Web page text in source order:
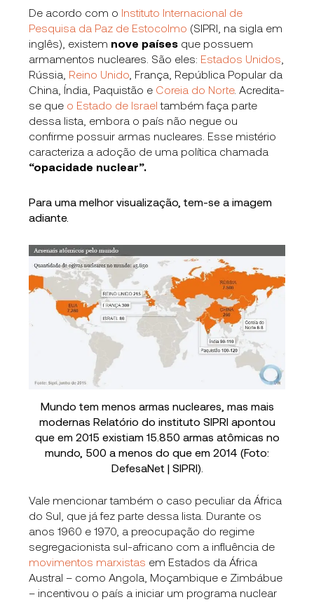
De acordo com o Instituto Internacional de
Pesquisa da Paz de Estocolmo (SIPRI, na sigla em
inglês), existem nove países que possuem
armamentos nucleares. São eles: Estados Unidos
Rússia, Reino Unido , França, República Popular da
China, Índia, Paquistão e Coreia do Norte. Acredita-
se que o Estado de Israel também faça parte
dessa lista, embora o país não negue ou
confirme possuir armas nucleares. Esse mistério
caracteriza a adoção de uma política chamada
“opacidade nuclear”.
Para uma melhor visualização, tem-se a imagem
adiante.
Mundo tem menos armas nucleares, mas mais
modernas Relatório do instituto SIPRI apontou
que em 2015 existiam 15.850 armas atômicas no
mundo, 500 a menos do que em 2014 (Foto:
DefesaNet | SIPRI).
Vale mencionar também o caso peculiar da África
do Sul, que já fez parte dessa lista. Durante os
anos 1960 e 1970, a preocupação do regime
segregacionista sul-africano com a influência de
movimentos marxistas em Estados da África
Austral – como Angola, Moçambique e Zimbábue
– incentivou o país a iniciar um programa nuclear